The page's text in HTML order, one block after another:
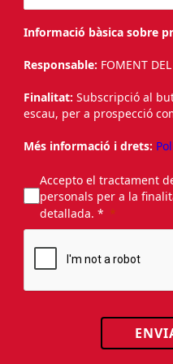
Informació bàsica sobre
Responsable: FOMENT
Finalitat: Subscripció al
escau, per a prospecció
Més informació i drets:
Accepto el tractament
personals per a la
detallada. *